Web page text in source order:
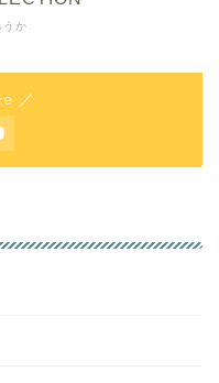
うか
／